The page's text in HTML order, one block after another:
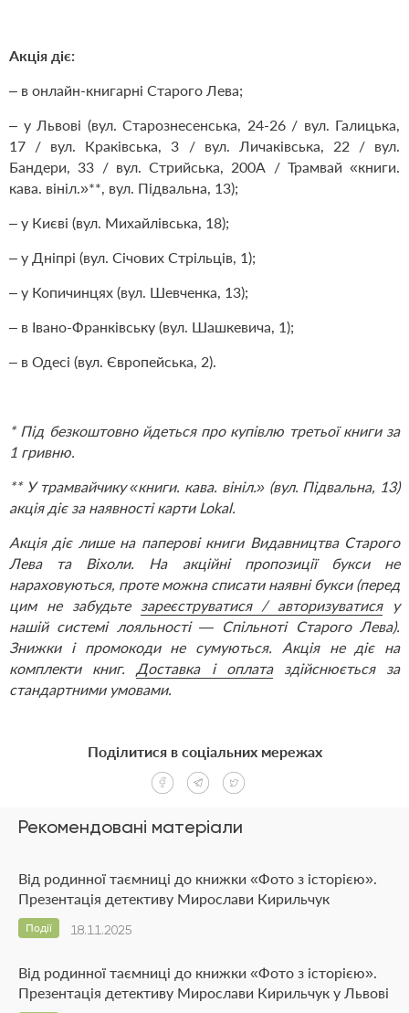
Акція діє:
– в онлайн-книгарні Старого Лева;
– у Львові (вул. Старознесенська, 24-26 / вул. Галицька,
17 / вул. Краківська, 3 / вул. Личаківська, 22 / вул.
Бандери, 33 / вул. Стрийська, 200А / Трамвай «книги.
кава. вініл.»**, вул. Підвальна, 13);
– у Києві (вул. Михайлівська, 18);
– у Дніпрі (вул. Січових Стрільців, 1);
– у Копичинцях (вул. Шевченка, 13);
– в Івано-Франківську (вул. Шашкевича, 1);
– в Одесі (вул. Європейська, 2).
* Під безкоштовно йдеться про купівлю третьої книги за
1 гривню.
** У трамвайчику «книги. кава. вініл.» (вул. Підвальна, 13)
акція діє за наявності карти Lokal.
Акція діє лише на паперові книги Видавництва Старого
Лева та Віхоли. На акційні пропозиції букси не
нараховуються, проте можна списати наявні букси (перед
цим не забудьте зареєструватися / авторизуватисяу
нашій системі лояльності — Спільноті Старого Лева).
Знижки і промокоди не сумуються. Акція не діє на
комплекти книг.Доставка і оплатаздійснюється за
стандартними умовами.
Рекомендовані матеріали
Від родинної таємниці до книжки «Фото з історією».
Презентація детективу Мирослави Кирильчук
18.11.2025
Події
Від родинної таємниці до книжки «Фото з історією».
Презентація детективу Мирослави Кирильчук у Львові
Поділитися в соціальних мережах